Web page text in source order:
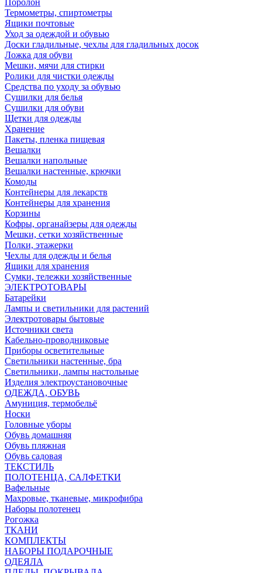
Поролон
Термометры, спиртометры
Ящики почтовые
Уход за одеждой и обувью
Доски гладильные, чехлы для гладильных досок
Ложка для обуви
Мешки, мячи для стирки
Ролики для чистки одежды
Средства по уходу за обувью
Сушилки для белья
Сушилки для обуви
Щетки для одежды
Хранение
Пакеты, пленка пищевая
Вешалки
Вешалки напольные
Вешалки настенные, крючки
Комоды
Контейнеры для лекарств
Контейнеры для хранения
Корзины
Кофры, органайзеры для одежды
Мешки, сетки хозяйственные
Полки, этажерки
Чехлы для одежды и белья
Ящики для хранения
Сумки, тележки хозяйственные
ЭЛЕКТРОТОВАРЫ
Батарейки
Лампы и светильники для растений
Электротовары бытовые
Источники света
Кабельно-проводниковые
Приборы осветительные
Светильники настенные, бра
Светильники, лампы настольные
Изделия электроустановочные
ОДЕЖДА, ОБУВЬ
Амуниция, термобельё
Носки
Головные уборы
Обувь домашняя
Обувь пляжная
Обувь садовая
ТЕКСТИЛЬ
ПОЛОТЕНЦА, САЛФЕТКИ
Вафельные
Махровые, тканевые, микрофибра
Наборы полотенец
Рогожка
ТКАНИ
КОМПЛЕКТЫ
НАБОРЫ ПОДАРОЧНЫЕ
ОДЕЯЛА